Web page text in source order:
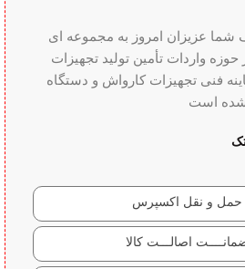
شما عزیزان امروز به مجموعه ای
واردات تأمین تولید تجهیزات
فنی تجهیزات کارواش و دستگاه
شده است
حمل و نقل اکسپرس
اصالـــت کالا